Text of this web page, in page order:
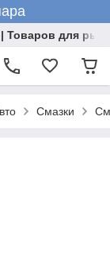
| Товаров для
Смазки